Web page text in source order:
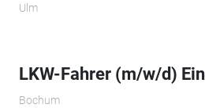
Ulm
LKW-Fahrer (m/w/d)
Bochum